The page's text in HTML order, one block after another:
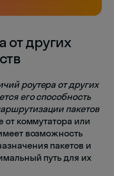
от других
роутера от других
его способность
пакетов
от коммутатора или
возможность
пакетов и
путь для их